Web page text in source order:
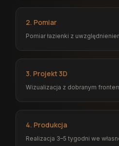
2. Pomiar
Pomiar łazienki z
3. Projekt 3D
Wizualizacja z dobranym
4. Produkcja
Realizacja 3–5 tygodni we